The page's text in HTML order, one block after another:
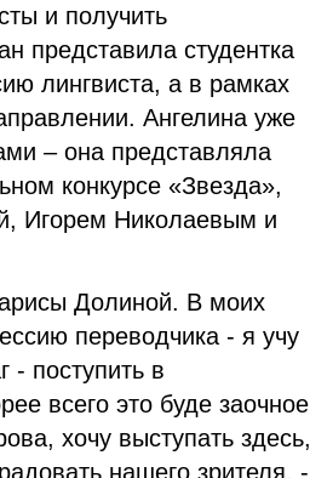
и получить
представила студентка
лингвиста, а в рамках
Ангелина уже
– она представляла
конкурсе «Звезда»,
Игорем Николаевым и
Долиной. В моих
переводчика - я учу
- поступить в
всего это буде заочное
хочу выступать здесь,
нашего зрителя, -